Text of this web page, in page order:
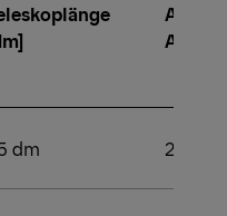
Anzahl
dm 2